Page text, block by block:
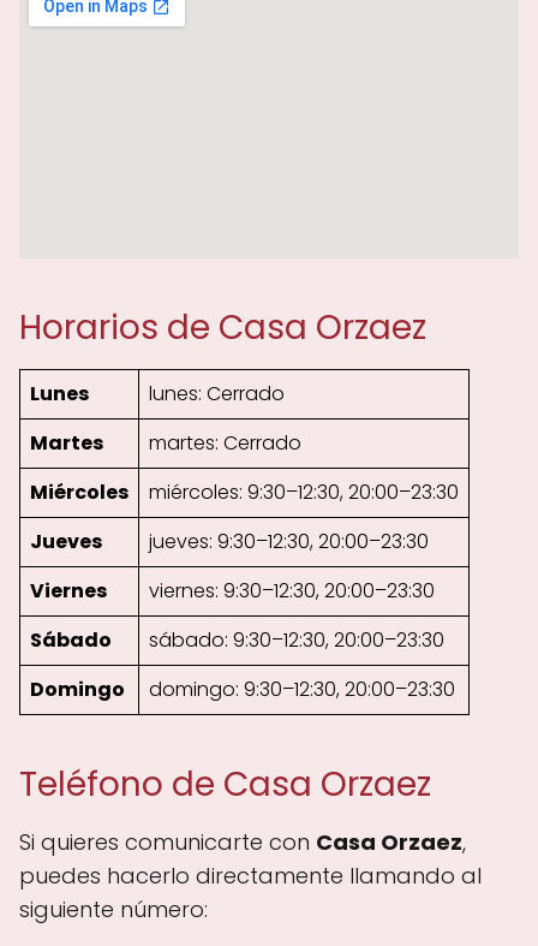
Horarios de Casa Orzaez
Lunes
lunes: Cerrado
Martes
martes: Cerrado
Miércoles
miércoles: 9:30–12:30, 20:00–23:30
Jueves
jueves: 9:30–12:30, 20:00–23:30
Viernes
viernes: 9:30–12:30, 20:00–23:30
Sábado
sábado: 9:30–12:30, 20:00–23:30
Domingo
domingo: 9:30–12:30, 20:00–23:30
Teléfono de Casa Orzaez
Si quieres comunicarte con Casa Orzaez,
puedes hacerlo directamente llamando al
siguiente número: